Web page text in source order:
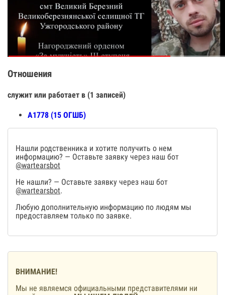
Отношения
служит или работает в (1 записей)
А1778 (15 ОГШБ)
Нашли родственника и хотите получить о нем
информацию? — Оставьте заявку через наш бот
@wartearsbot
Не нашли? — Оставьте заявку через наш бот
@wartearsbot.
Любую дополнительную информацию по людям мы
предоставляем только по заявке.
ВНИМАНИЕ!
Мы не являемся официальными представителями ни